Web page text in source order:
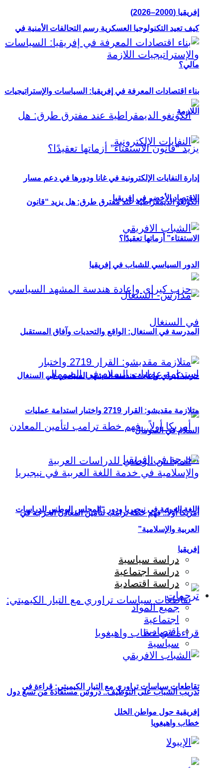
كيف تعيد التكنولوجيا العسكرية رسم التحالفات الأمنية في
مالي؟
الكونغو الديمقراطية عند مفترق طرق: هل يزيد “قانون
الاستفتاء” أزماتها تعقيدًا؟
حزب كيراي وإعادة هندسة المشهد السياسي في السنغال
أمريكا أولاً.. فهم خطة ترامب لتأمين المعادن الحرجة في
إفريقيا
تقاطعات سياسات تراوري مع التيار الكيميتي: قراءة في
خطاب واهيغويا
إفريقيا (2000–2026)
بناء اقتصادات المعرفة في إفريقيا: السياسات والإستراتيجيات
اللازمة
إدارة النفايات الإلكترونية في غانا ودورها في دعم مسار
الاقتصاد الأخضر في إفريقيا
الدور السياسي للشباب في إفريقيا
المدرسة في السنغال: الواقع والتحديات وآفاق المستقبل
متلازمة مقديشو: القرار 2719 واختبار استدامة عمليات
السلام في الصومال
اللغة العربية في نيجيريا ودور “المجلس الوطني للدراسات
العربية والإسلامية”
دراسة سياسية
دراسة اجتماعية
دراسة اقتصادية
ترجمات
جميع المواد
اجتماعية
اقتصادية
سياسية
تدريب الشباب على التوظيف.. دروس مستفادة من تسع دول
إفريقية حول مواطن الخلل